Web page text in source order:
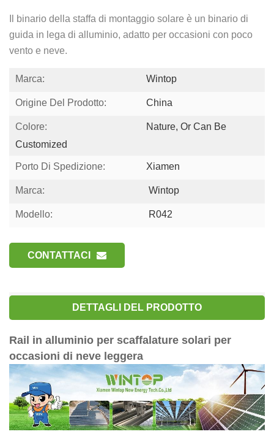
Il binario della staffa di montaggio solare è un binario di
guida in lega di alluminio, adatto per occasioni con poco
vento e neve.
Marca: Wintop
Origine Del Prodotto: China
Colore:
Nature, Or Can Be
Customized
Porto Di Spedizione: Xiamen
Marca: Wintop
Modello: R042
CONTATTACI
DETTAGLI DEL PRODOTTO
Rail in alluminio per scaffalature solari per
occasioni di neve leggera